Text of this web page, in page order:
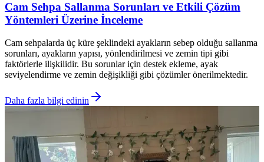
Cam Sehpa Sallanma Sorunları ve Etkili Çözüm
Yöntemleri Üzerine İnceleme
Cam sehpalarda üç küre şeklindeki ayakların sebep olduğu sallanma
sorunları, ayakların yapısı, yönlendirilmesi ve zemin tipi gibi
faktörlerle ilişkilidir. Bu sorunlar için destek ekleme, ayak
seviyelendirme ve zemin değişikliği gibi çözümler önerilmektedir.
Daha fazla bilgi edinin